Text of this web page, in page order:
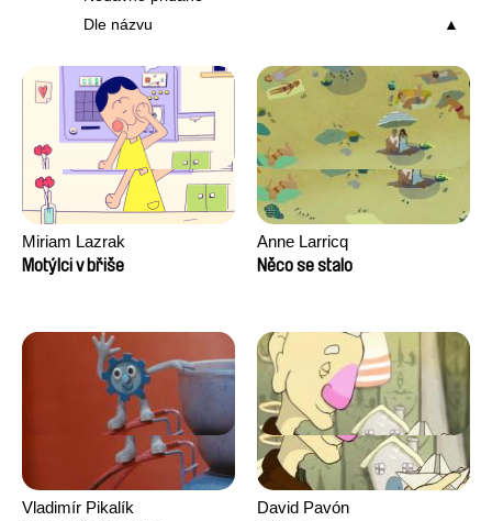
Dle názvu
Miriam Lazrak
Motýlci v břiše
Anne Larricq
Něco se stalo
Vladimír Pikalík
David Pavón